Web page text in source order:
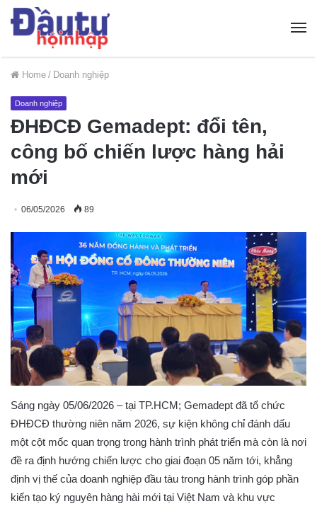
Home / Doanh nghiệp
Doanh nghiệp
ĐHĐCĐ Gemadept: đổi tên,
công bố chiến lược hàng hải
mới
06/05/2026 89
Sáng ngày 05/06/2026 – tại TP.HCM; Gemadept đã tổ chức
ĐHĐCĐ thường niên năm 2026, sự kiện không chỉ đánh dấu
một cột mốc quan trọng trong hành trình phát triển mà còn là nơi
đề ra định hướng chiến lược cho giai đoạn 05 năm tới, khẳng
định vị thế của doanh nghiệp đầu tàu trong hành trình góp phần
kiến tạo ký nguyên hàng hài mới tại Việt Nam và khu vực